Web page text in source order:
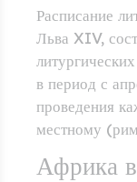
Расписание
Льва XIV,
в период с
проведения
местному
Африка